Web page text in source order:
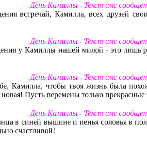
День Камиллы - Текст смс
встречай, Камилла, всех друзей
День Камиллы - Текст смс
у Камиллы нашей милой - это лишь
День Камиллы - Текст смс
Камилла, чтобы твоя жизнь была
Пусть перемены только
День Камиллы - Текст смс
в синей вышине и пенья соловья в
счастливой!